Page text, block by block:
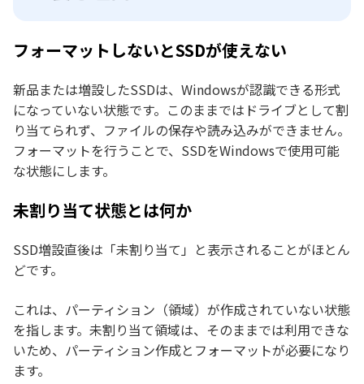
フォーマットしないとSSDが使えない
新品または増設したSSDは、Windowsが認識できる形式
になっていない状態です。このままではドライブとして割
り当てられず、ファイルの保存や読み込みができません。
フォーマットを行うことで、SSDをWindowsで使用可能
な状態にします。
未割り当て状態とは何か
SSD増設直後は「未割り当て」と表示されることがほとん
どです。
これは、パーティション（領域）が作成されていない状態
を指します。未割り当て領域は、そのままでは利用できな
いため、パーティション作成とフォーマットが必要になり
ます。